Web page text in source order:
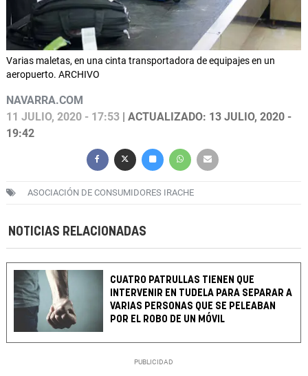
Varias maletas, en una cinta transportadora de equipajes en un
aeropuerto. ARCHIVO
NAVARRA.COM
11 JULIO, 2020 - 17:53 | ACTUALIZADO: 13 JULIO, 2020 -
19:42
ASOCIACIÓN DE CONSUMIDORES IRACHE
NOTICIAS RELACIONADAS
CUATRO PATRULLAS TIENEN QUE
INTERVENIR EN TUDELA PARA SEPARAR A
VARIAS PERSONAS QUE SE PELEABAN
POR EL ROBO DE UN MÓVIL